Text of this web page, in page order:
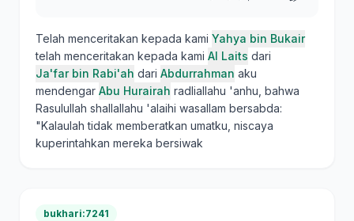
Telah menceritakan kepada kami Yahya bin Bukair
telah menceritakan kepada kami Al Laits dari
Ja'far bin Rabi'ah dari Abdurrahman aku
mendengar Abu Hurairah radliallahu 'anhu, bahwa
Rasulullah shallallahu 'alaihi wasallam bersabda:
"Kalaulah tidak memberatkan umatku, niscaya
kuperintahkan mereka bersiwak
bukhari:7241